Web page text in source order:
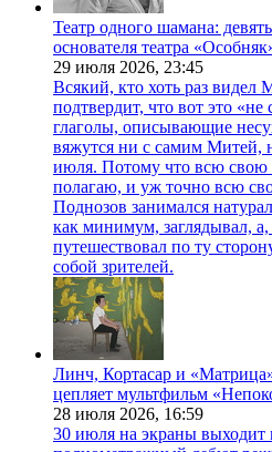
Театр одного шамана:
основателя театра
29 июля 2026, 23:45
Всякий, кто хоть раз
подтвердит, что вот это «не
глаголы, описывающие
вяжутся ни с самим Митей,
июля. Потому что всю свою
полагаю, и уж точно всю
Поднозов занимался
как минимум, заглядывал,
путешествовал по ту
собой зрителей.
Линч, Кортасар и
цепляет мультфильм
28 июля 2026, 16:59
30 июля на экраны